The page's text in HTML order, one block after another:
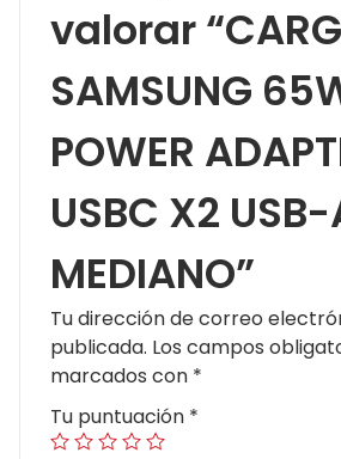
valorar
SAMSUNG
POWER
USBC X2
MEDIANO”
Tu dirección de correo
publicada. Los campos
marcados con *
Tu puntuación *